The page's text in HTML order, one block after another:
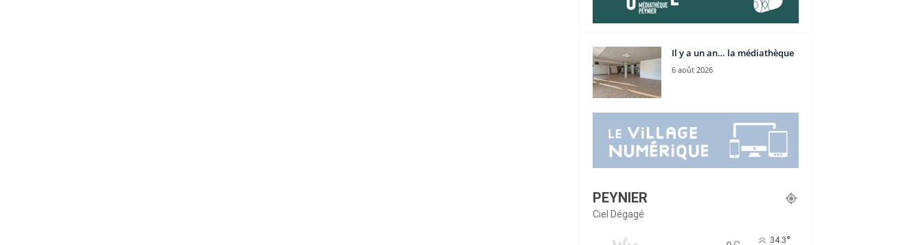
Il y a un an… la médiathèque
6 août 2026
PEYNIER
Ciel Dégagé
34.3°